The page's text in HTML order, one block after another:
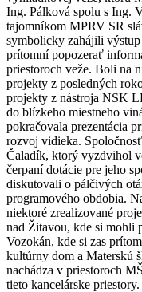
Ing. Pálková spolu s Ing.
tajomníkom MPRV SR
symbolicky zahájili
prítomní popozerať
priestoroch veže. Boli na
projekty z posledných
projekty z nástroja NSK
do blízkeho miestneho
pokračovala prezentácia
rozvoj vidieka.
Čaladík, ktorý vyzdvihol
čerpaní dotácie pre jeho
diskutovali o pálčivých
programového obdobia.
niektoré zrealizované
nad Žitavou, kde si mohli
Vozokán, kde si zas
kultúrny dom a Materskú
nachádza v priestoroch
tieto kancelárske priestory.